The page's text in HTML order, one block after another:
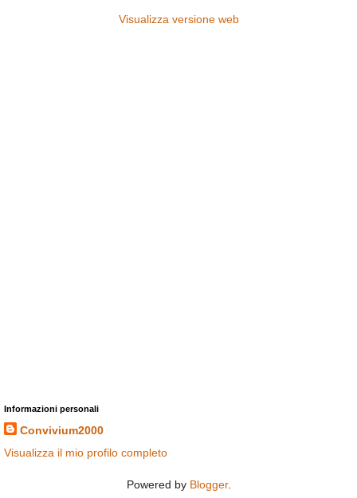
Visualizza versione web
Informazioni personali
Convivium2000
Visualizza il mio profilo completo
Powered by Blogger.